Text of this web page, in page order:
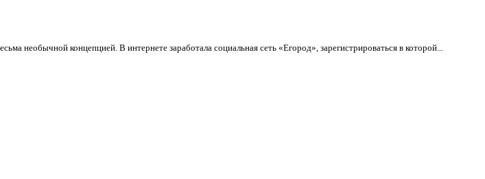
необычной концепцией. В интернете заработала социальная сеть «Егород», зарегистрироваться в которой...